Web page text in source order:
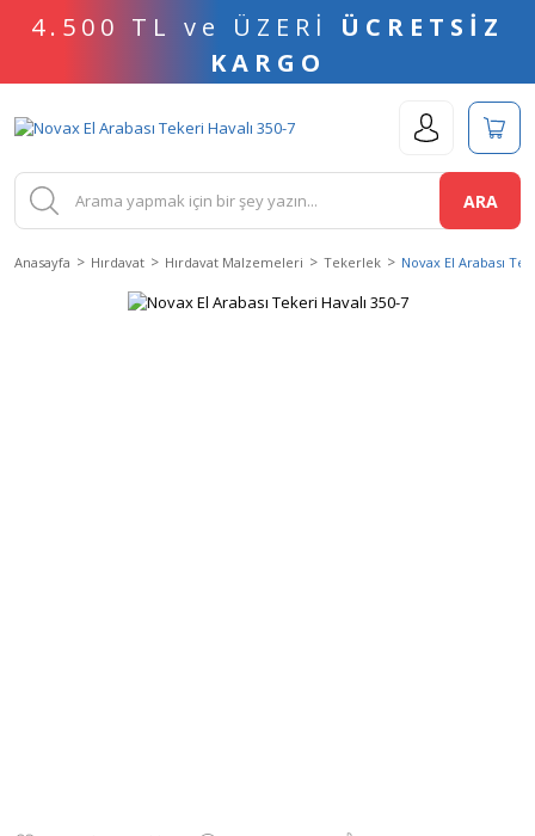
4.500 TL ve ÜZERİ ÜCRETSİZ
KARGO
ARA
Anasayfa Hırdavat Hırdavat Malzemeleri Tekerlek Novax El Arabası